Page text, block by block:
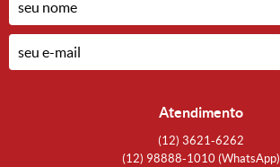
Atendimento
(12) 3621-6262
(12) 98888-1010 (WhatsApp)